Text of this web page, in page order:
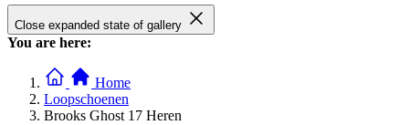
Close expanded state of gallery
You are here:
Home
Loopschoenen
Brooks Ghost 17 Heren